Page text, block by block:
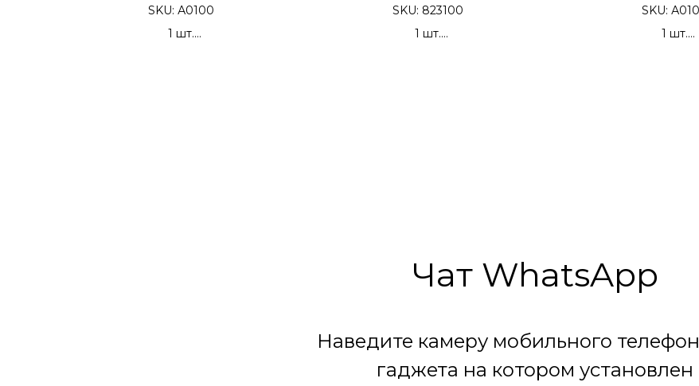
SKU: А0100
1 шт.
SKU: 823100
1 шт.
SKU:
1 шт.
Чат WhatsApp
Наведите камеру мобильного
гаджета на котором установлен